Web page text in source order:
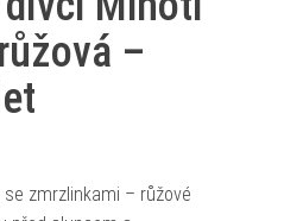
–
se zmrzlinkami – růžové